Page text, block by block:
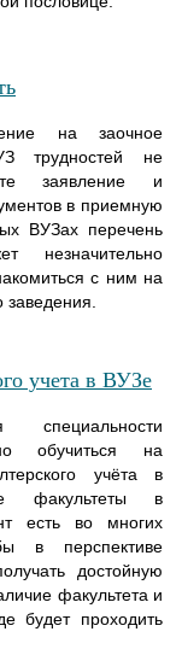
на заочное
трудностей не
заявление и
в приемную
ВУЗах перечень
незначительно
с ним на
учета в ВУЗе
обучиться на
учёта в
факультеты в
есть во многих
в перспективе
достойную
факультета и
будет проходить